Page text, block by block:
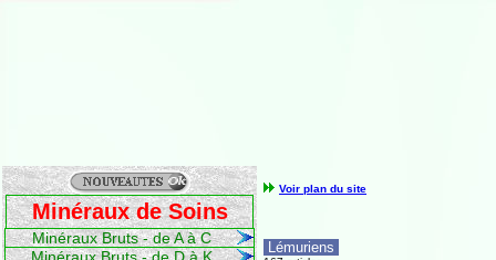
Minéraux de Soins
Minéraux Bruts - de A à C
Voir plan du site
Lémuriens